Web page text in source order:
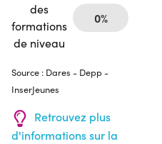
des
formations
de niveau
0%
Source : Dares - Depp -
InserJeunes
Retrouvez plus
d'informations sur la